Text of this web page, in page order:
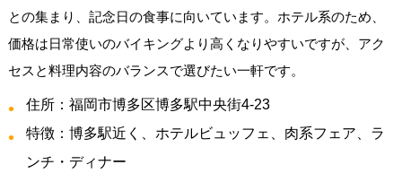
との集まり、記念日の食事に向いています。ホテル系のため、
価格は日常使いのバイキングより高くなりやすいですが、アク
セスと料理内容のバランスで選びたい一軒です。
住所：福岡市博多区博多駅中央街4-23
特徴：博多駅近く、ホテルビュッフェ、肉系フェア、ラ
ンチ・ディナー